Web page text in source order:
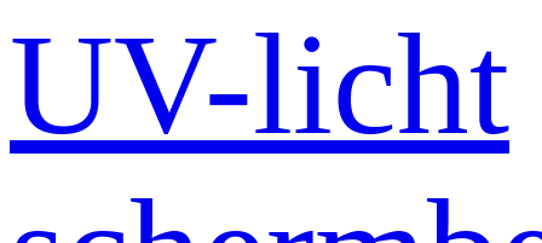
UV-licht